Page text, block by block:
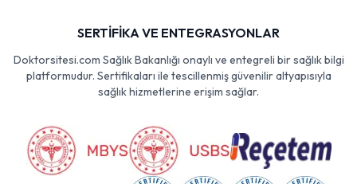
SERTİFİKA VE ENTEGRASYONLAR
Doktorsitesi.com Sağlık Bakanlığı onaylı ve entegreli bir sağlık bilgi
platformudur. Sertifikaları ile tescillenmiş güvenilir altyapısıyla
sağlık hizmetlerine erişim sağlar.